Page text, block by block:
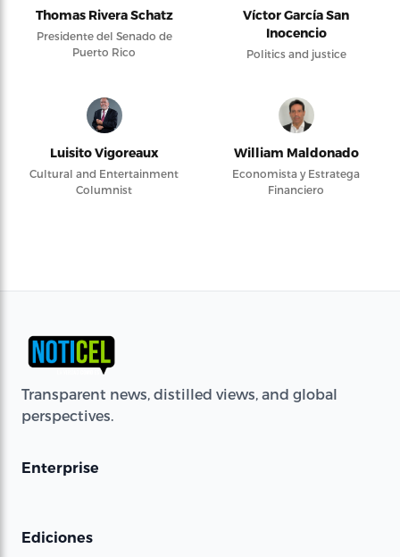
Thomas Rivera Schatz
Presidente del Senado de
Puerto Rico
Víctor García San
Inocencio
Politics and justice
Luisito Vigoreaux
Cultural and Entertainment
Columnist
William Maldonado
Economista y Estratega
Financiero
Transparent news, distilled views, and global
perspectives.
Enterprise
Ediciones